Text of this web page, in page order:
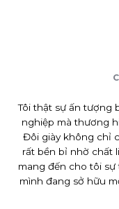
Tôi thật sự ấn tượng
nghiệp mà thương
Đôi giày không chỉ
rất bền bỉ nhờ chất
mang đến cho tôi
mình đang sở hữu